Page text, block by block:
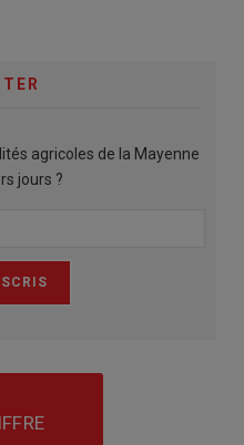
agricoles de la Mayenne
jours ?